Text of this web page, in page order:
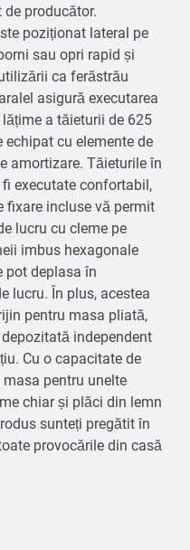
producător.
poziționat lateral pe
sau opri rapid și
ca ferăstrău
asigură executarea
a tăieturii de 625
cu elemente de
amortizare. Tăieturile în
executate confortabil,
fixare incluse vă permit
lucru cu cleme pe
imbus hexagonale
pot deplasa în
lucru. În plus, acestea
pentru masa pliată,
independent
Cu o capacitate de
pentru unelte
chiar și plăci din lemn
sunteți pregătit în
provocările din casă